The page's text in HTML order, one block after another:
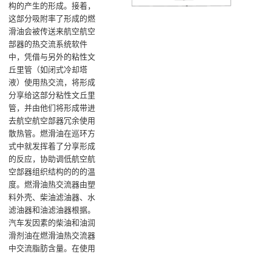
构的产生的形成。接着，
这部分吸附率了形成的燃
滑油会被传送来航空航空
部器的热交流系统软件
中，凭借与另外的粘性文
丘里管（如闭式冷却塔
液）使用热交流，将形成
分享给这部分粘性文丘里
管，并由他们将形成带进
去航空航空部器冗余使用
散热管。燃滑油在巡环方
式中就发挥着了分享形成
的反应，协助调低航空航
空部器组织结构的的的温
度‌。燃滑油热交流器由塑
料外壳、柴油滤油器、水
滤油器和油滤油器根据。
汽车发因素的柴油和油润
滑剂油在燃滑油热交流器
中交流脂肪含量。在使用